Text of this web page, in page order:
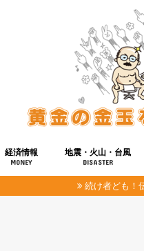
経済情報
MONEY
地震・火山・台風
DISASTER
続け者ども！